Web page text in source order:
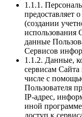
1.1.1.
предоставляет
(создании
использования
данные
Сервисов
1.1.2. Данные,
сервисам Сайта
числе с
Пользователя
IP-адрес,
иной
доступ к